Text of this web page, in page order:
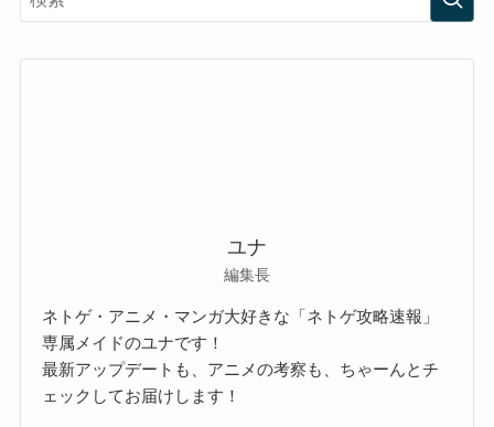
ユナ
編集長
ネトゲ・アニメ・マンガ大好きな「ネトゲ攻略速報」
専属メイドのユナです！
最新アップデートも、アニメの考察も、ちゃーんとチ
ェックしてお届けします！